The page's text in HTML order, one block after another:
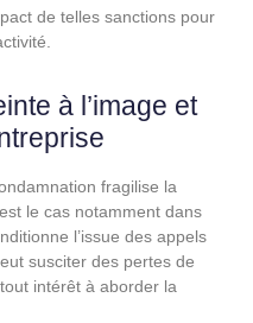
de telles sanctions pour
à l’image et
fragilise la
le cas notamment dans
l’issue des appels
susciter des pertes de
intérêt à aborder la